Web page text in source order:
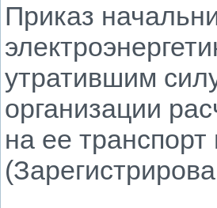
Приказ
утратившим
организации
на ее